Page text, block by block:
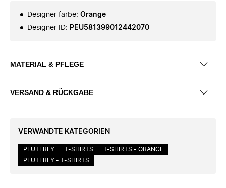
Designer farbe: Orange
Designer ID: PEU581399012442070
MATERIAL & PFLEGE
VERSAND & RÜCKGABE
VERWANDTE KATEGORIEN
PEUTEREY T-SHIRTS
T-SHIRTS - ORANGE
PEUTEREY - T-SHIRTS